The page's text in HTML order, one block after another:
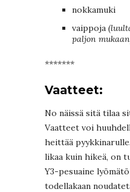
nokkamuki
vaippoja
paljon
*******
Vaatteet:
No näissä sitä tilaa
Vaatteet voi
heittää
likaa kuin hikeä, on
Y3-pesuaine
todellakaan